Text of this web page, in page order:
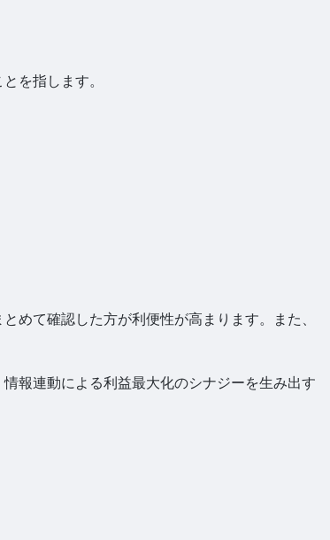
を指します。
めて確認した方が利便性が高まります。また、
報連動による利益最大化のシナジーを生み出す